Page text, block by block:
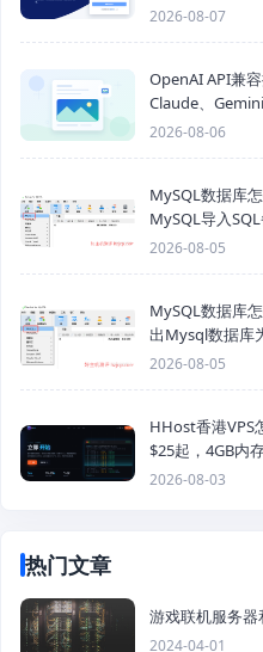
2026-08-07
OpenAI API兼
Claude、
2026-08-06
MySQL数据库
MySQL导入
2026-08-05
MySQL数据库
出Mysql数据库
2026-08-05
HHost香港VPS
$25起，4GB内
2026-08-03
热门文章
游戏联机服务
2024-04-01